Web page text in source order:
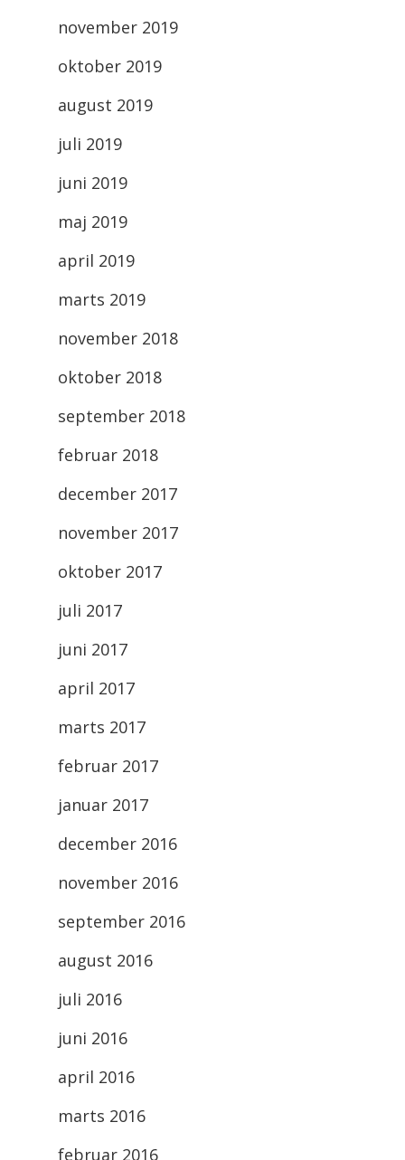
november 2019
oktober 2019
august 2019
juli 2019
juni 2019
maj 2019
april 2019
marts 2019
november 2018
oktober 2018
september 2018
februar 2018
december 2017
november 2017
oktober 2017
juli 2017
juni 2017
april 2017
marts 2017
februar 2017
januar 2017
december 2016
november 2016
september 2016
august 2016
juli 2016
juni 2016
april 2016
marts 2016
februar 2016